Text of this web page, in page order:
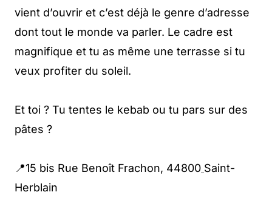
vient d’ouvrir et c’est déjà le genre d’adresse
dont tout le monde va parler. Le cadre est
magnifique et tu as même une terrasse si tu
veux profiter du soleil.
Et toi ? Tu tentes le kebab ou tu pars sur des
pâtes ?
📍15 bis Rue Benoît Frachon, 44800 Saint-
Herblain